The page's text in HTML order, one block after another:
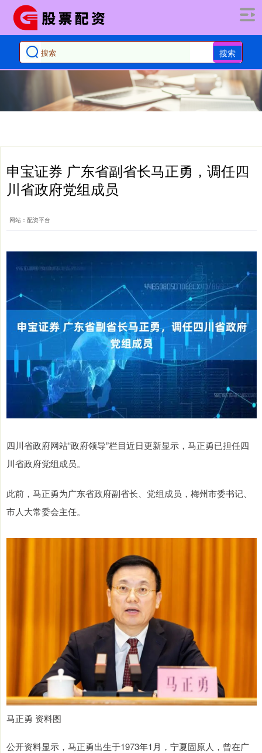
搜索
申宝证券 广东省副省长马正勇，调任四
川省政府党组成员
网站：配资平台
四川省政府网站“政府领导”栏目近日更新显示，马正勇已担任四
川省政府党组成员。
此前，马正勇为广东省政府副省长、党组成员，梅州市委书记、
市人大常委会主任。
马正勇 资料图
公开资料显示，马正勇出生于1973年1月，宁夏固原人，曾在广